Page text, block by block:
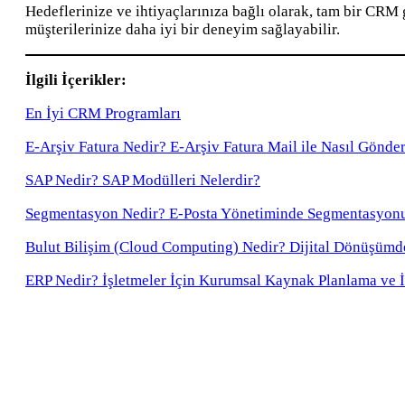
Hedeflerinize ve ihtiyaçlarınıza bağlı olarak, tam bir
müşterilerinize daha iyi bir deneyim sağlayabilir.
İlgili İçerikler:
En İyi CRM Programları
E-Arşiv Fatura Nedir? E-Arşiv Fatura Mail ile Nasıl
SAP Nedir? SAP Modülleri Nelerdir?
Segmentasyon Nedir? E-Posta Yönetiminde
Bulut Bilişim (Cloud Computing) Nedir? Dijital
ERP Nedir? İşletmeler İçin Kurumsal Kaynak Planlama ve